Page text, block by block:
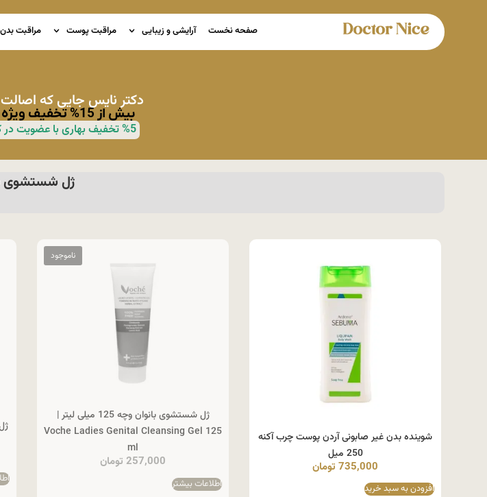
صفحه نخست آرایشی و زیبایی مراقبت پوست مراقبت بدن
دکتر نایس جایی که اصالت
بیش از 15% تخفیف ویژه روی محصولات
%5 تخفیف بهاری با عضویت در کانال بله دکتر نایس
ژل شستشوی
شوینده بدن غیر صابونی آردن پوست چرب آکنه
250 میل
735,000 تومان
افزودن به سبد خرید
ژل شستشوی بانوان وچه 125 میلی لیتر |
Voche Ladies Genital Cleansing Gel 125
ml
257,000 تومان
اطلاعات بیشتر